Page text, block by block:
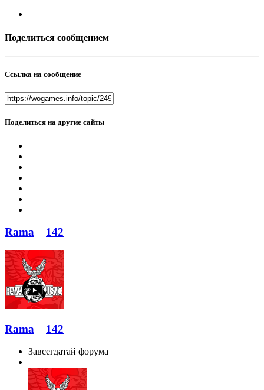
Поделиться сообщением
Ссылка на сообщение
Поделиться на другие сайты
Rama 142
Rama 142
Завсегдатай форума